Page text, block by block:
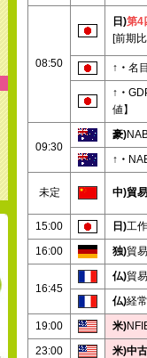
08:50
日)第4
[前期
↑・ 名
↑・
値】
09:30
豪)
↑・
未定 中)貿
15:00
日)工
16:00
独)貿
16:45
仏)貿
仏)経
19:00
米)
23:00
米)中